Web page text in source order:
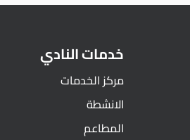
خدمات النادي
مركز الخدمات
الانشطة
المطاعم